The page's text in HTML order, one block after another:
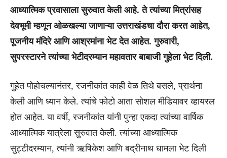
आध्यात्मिक प्रवासाला सुरुवात केली आहे. ते त्यांच्या मित्रांसह
देवभूमी म्हणून ओळखल्या जाणाऱ्या उत्तराखंडचा दौरा करत आहेत,
पूजनीय मंदिरे आणि आश्रमांना भेट देत आहेत. गुरुवारी,
सुपरस्टारने त्यांच्या भेटीदरम्यान महावतार बाबाजी गुहेला भेट दिली.
गुहेत पोहोचल्यानंतर, रजनीकांत काही वेळ तिथे बसले, प्रार्थना
केली आणि ध्यान केले. त्यांचे फोटो आता सोशल मीडियावर व्हायरल
होत आहेत. या वर्षी, रजनीकांत यांनी पुन्हा एकदा त्यांच्या वार्षिक
आध्यात्मिक यात्रेला सुरुवात केली. त्यांच्या आध्यात्मिक
सुट्टीदरम्यान, त्यांनी ऋषिकेश आणि बद्रीनाथ धामला भेट दिली